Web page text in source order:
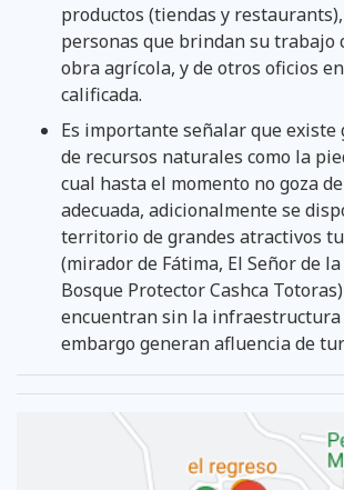
productos (tiendas y
personas que brindan su trabajo
obra agrícola, y de otros oficios
calificada.
Es importante señalar que existe
de recursos naturales como la
cual hasta el momento no goza
adecuada, adicionalmente se
territorio de grandes atractivos
(mirador de Fátima, El Señor de
Bosque Protector Cashca
encuentran sin la infraestructura
embargo generan afluencia de